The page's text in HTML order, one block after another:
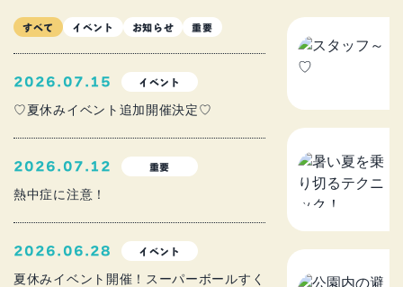
すべて イベント お知らせ 重要
2026.07.15 イベント
♡夏休みイベント追加開催決定♡
2026.07.12 重要
熱中症に注意！
2026.06.28 イベント
夏休みイベント開催！スーパーボールすく